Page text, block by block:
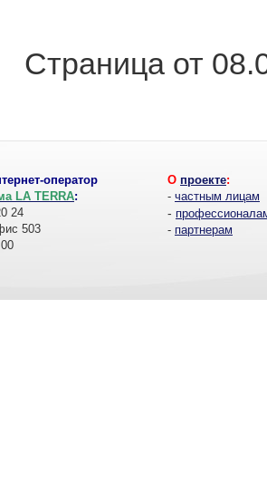
Страница от
оператор
LA TERRA:
24
503
О проекте:
- частным лицам
-
- партнерам